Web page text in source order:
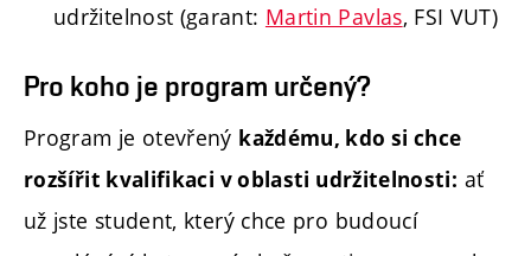
udržitelnost (garant: Martin Pavlas, FSI VUT)
Pro koho je program určený?
Program je otevřený každému, kdo si chce
rozšířit kvalifikaci v oblasti udržitelnosti: ať
už jste student, který chce pro budoucí